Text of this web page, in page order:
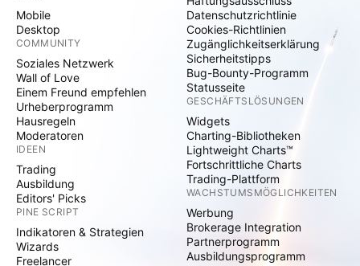
Mobile
Desktop
COMMUNITY
Soziales Netzwerk
Wall of Love
Einem Freund empfehlen
Urheberprogramm
Hausregeln
Moderatoren
IDEEN
Trading
Ausbildung
Editors' Picks
PINE SCRIPT
Indikatoren & Strategien
Wizards
Freelancer
Datenschutzrichtlinie
Cookies-Richtlinien
Zugänglichkeitserklärung
Sicherheitstipps
Bug-Bounty-Programm
Statusseite
GESCHÄFTSLÖSUNGEN
Widgets
Charting-Bibliotheken
Lightweight Charts™
Fortschrittliche Charts
Trading-Plattform
WACHSTUMSMÖGLICHKEITEN
Werbung
Brokerage Integration
Partnerprogramm
Ausbildungsprogramm